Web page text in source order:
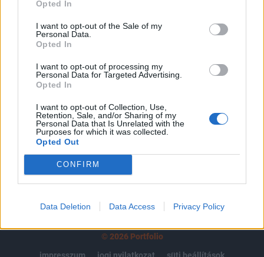
Opted In
I want to opt-out of the Sale of my
Personal Data.
Opted In
I want to opt-out of processing my
Personal Data for Targeted Advertising.
Opted In
I want to opt-out of Collection, Use,
Retention, Sale, and/or Sharing of my
Personal Data that Is Unrelated with the
Purposes for which it was collected.
Opted Out
CONFIRM
Data Deletion Data Access Privacy Policy
regisztrációhoz kötött.
Az előfizetés a következőket tartalmazza:
Portfolio.hu teljes cikkarchívum
kötéslistái
MÁR ELŐFIZETŐNK VAGY?
© 2026 Portfolio
impresszum
jogi nyilatkozat süti beállítások